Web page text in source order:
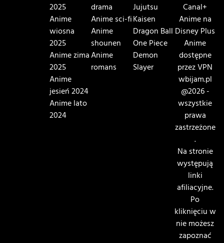
2025
Anime
wiosna
2025
Anime zima
2025
Anime
jesień 2024
Anime lato
2024
drama
Anime sci-fi
Anime
shounen
Anime
romans
Jujutsu
Kaisen
Dragon Ball
One Piece
Demon
Slayer
Canal+
Anime na
Disney Plus
Anime
dostępne
przez VPN
wbijam.pl
@2026 -
wszystkie
prawa
zastrzeżone
.
Na stronie
występują
linki
afiliacyjne.
Po
kliknięciu w
nie możesz
zapoznać